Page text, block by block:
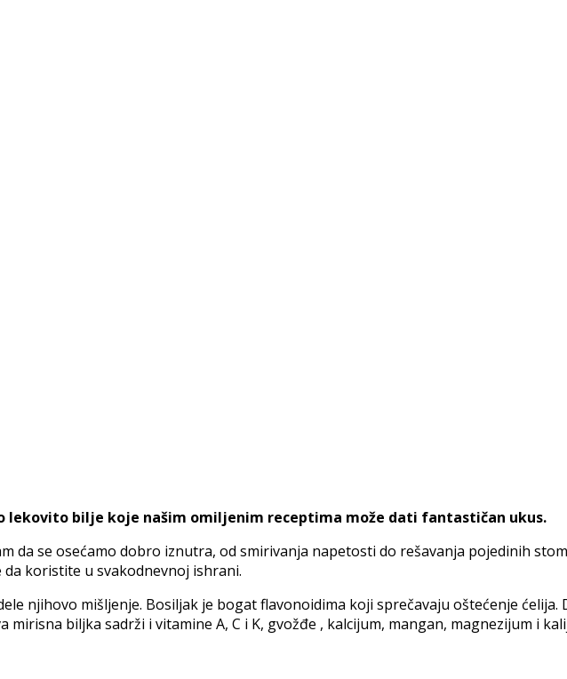
lekovito bilje koje našim omiljenim receptima može dati fantastičan ukus.
da se osećamo dobro iznutra, od smirivanja napetosti do rešavanja pojedinih
koristite u svakodnevnoj ishrani.
njihovo mišljenje. Bosiljak je bogat flavonoidima koji sprečavaju oštećenje ćelija.
biljka sadrži i vitamine A, C i K, gvožđe , kalcijum, mangan, magnezijum i